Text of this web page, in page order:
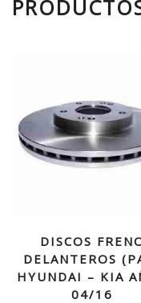
DISCOS
DELANTEROS
HYUNDAI – KIA
04/16